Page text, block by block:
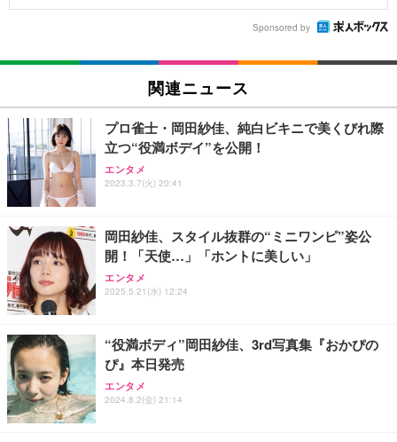
Sponsored by
関連ニュース
プロ雀士・岡田紗佳、純白ビキニで美くびれ際
立つ“役満ボデイ”を公開！
エンタメ
2023.3.7(火) 20:41
岡田紗佳、スタイル抜群の“ミニワンピ”姿公
開！「天使…」「ホントに美しい」
エンタメ
2025.5.21(水) 12:24
“役満ボディ”岡田紗佳、3rd写真集『おかぴの
ぴ』本日発売
エンタメ
2024.8.2(金) 21:14